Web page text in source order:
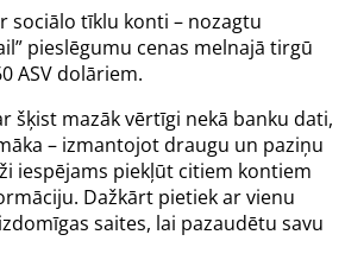
sociālo tīklu konti – nozagtu
pieslēgumu cenas melnajā tirgū
ASV dolāriem.
šķist mazāk vērtīgi nekā banku dati,
– izmantojot draugu un paziņu
iespējams piekļūt citiem kontiem
Dažkārt pietiek ar vienu
saites, lai pazaudētu savu